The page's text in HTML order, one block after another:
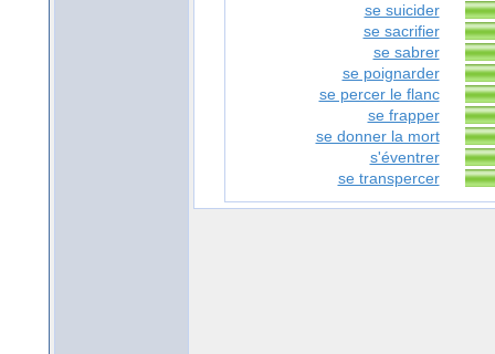
se suicider
se sacrifier
se sabrer
se poignarder
se percer le flanc
se frapper
se donner la mort
s'éventrer
se transpercer